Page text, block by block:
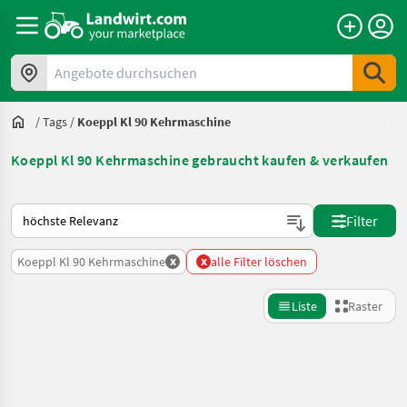
Angebote durchsuchen
/Tags / Koeppl Kl 90 Kehrmaschine
Koeppl Kl 90 Kehrmaschine gebraucht kaufen & verkaufen
So wird auf Landwirt.com sortiert
Filter
Koeppl Kl 90 Kehrmaschine x x alle Filter löschen
Liste Raster